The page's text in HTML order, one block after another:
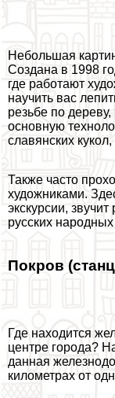
Небольшая
Создана в 1998
где работают
научить вас
резьбе по
основную
славянских
Также часто
художниками.
экскурсии,
русских
Покров
Где находится
центре города?
данная
километрах от